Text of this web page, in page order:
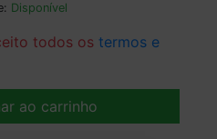
Disponível
todos ostermos e
ao carrinho